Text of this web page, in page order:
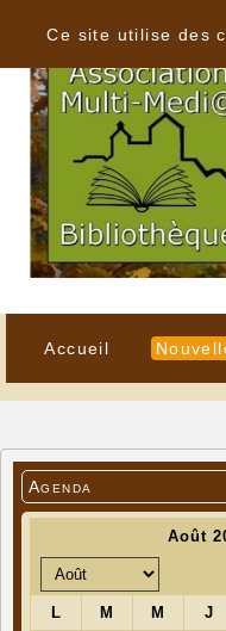
Accueil
Agenda
Ce site utilise des